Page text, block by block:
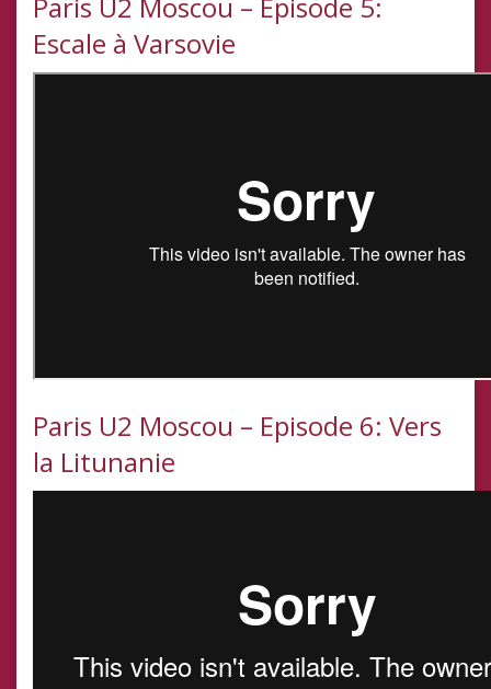
Paris U2 Moscou – Episode 5:
Escale à Varsovie
Paris U2 Moscou – Episode 6: Vers
la Litunanie